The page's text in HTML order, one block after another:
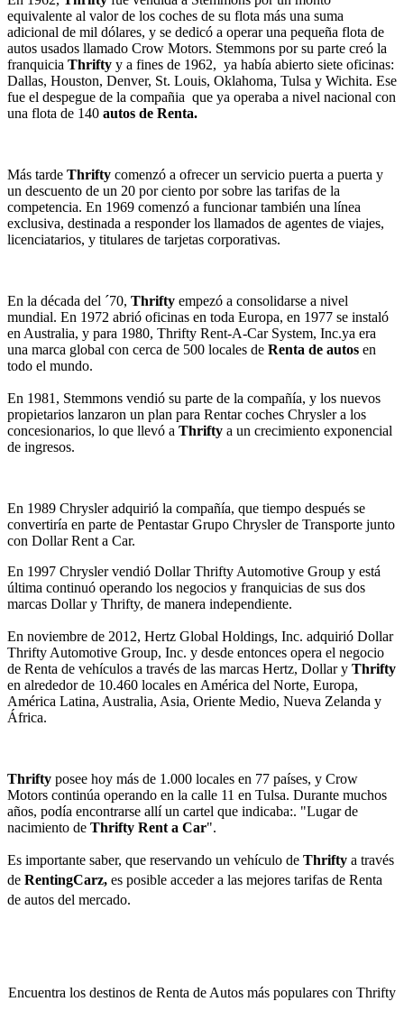
equivalente al valor de los coches de su flota más una suma
adicional de mil dólares, y se dedicó a operar una pequeña flota de
autos usados llamado Crow Motors. Stemmons por su parte creó la
franquicia Thrifty y a fines de 1962, ya había abierto siete oficinas:
Dallas, Houston, Denver, St. Louis, Oklahoma, Tulsa y Wichita. Ese
fue el despegue de la compañia que ya operaba a nivel nacional con
una flota de 140 autos de Renta.
Más tarde Thrifty comenzó a ofrecer un servicio puerta a puerta y
un descuento de un 20 por ciento por sobre las tarifas de la
competencia. En 1969 comenzó a funcionar también una línea
exclusiva, destinada a responder los llamados de agentes de viajes,
licenciatarios, y titulares de tarjetas corporativas.
En la década del ´70, Thrifty empezó a consolidarse a nivel
mundial. En 1972 abrió oficinas en toda Europa, en 1977 se instaló
en Australia, y para 1980, Thrifty Rent-A-Car System, Inc.ya era
una marca global con cerca de 500 locales de Renta de autos en
todo el mundo.
En 1981, Stemmons vendió su parte de la compañía, y los nuevos
propietarios lanzaron un plan para Rentar coches Chrysler a los
concesionarios, lo que llevó a Thrifty a un crecimiento exponencial
de ingresos.
En 1989 Chrysler adquirió la compañía, que tiempo después se
convertiría en parte de Pentastar Grupo Chrysler de Transporte junto
con Dollar Rent a Car.
En 1997 Chrysler vendió Dollar Thrifty Automotive Group y está
última continuó operando los negocios y franquicias de sus dos
marcas Dollar y Thrifty, de manera independiente.
En noviembre de 2012, Hertz Global Holdings, Inc. adquirió Dollar
Thrifty Automotive Group, Inc. y desde entonces opera el negocio
de Renta de vehículos a través de las marcas Hertz, Dollar y Thrifty
en alrededor de 10.460 locales en América del Norte, Europa,
América Latina, Australia, Asia, Oriente Medio, Nueva Zelanda y
África.
Thrifty posee hoy más de 1.000 locales en 77 países, y Crow
Motors continúa operando en la calle 11 en Tulsa. Durante muchos
años, podía encontrarse allí un cartel que indicaba:. "Lugar de
nacimiento de Thrifty Rent a Car".
Es importante saber, que reservando un vehículo de Thrifty a través
de RentingCarz, es posible acceder a las mejores tarifas de Renta
de autos del mercado.
Encuentra los destinos de Renta de Autos más populares con Thrifty